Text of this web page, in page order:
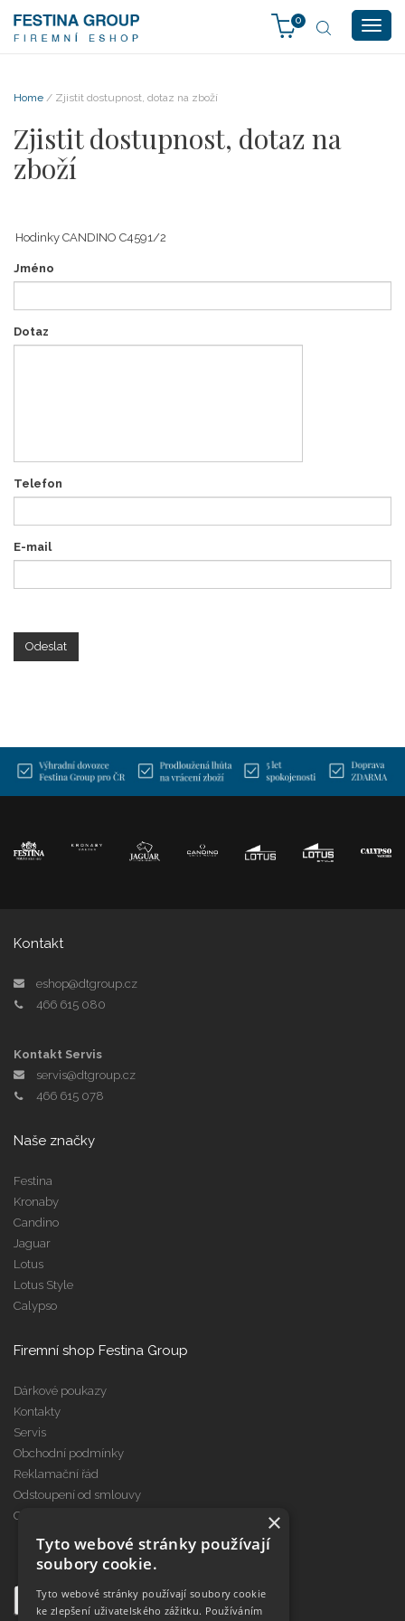
0
Home / Zjistit dostupnost, dotaz na zboží
Zjistit dostupnost, dotaz na
zboží
Jméno
Dotaz
Telefon
E-mail
Odeslat
Kontakt
eshop@dtgroup.cz
466 615 080
Kontakt Servis
servis@dtgroup.cz
466 615 078
Naše značky
Festina
Kronaby
Candino
Jaguar
Lotus
Lotus Style
Calypso
Firemní shop Festina Group
Dárkové poukazy
Kontakty
Servis
Obchodní podmínky
Reklamační řád
Odstoupení od smlouvy
Cookies
×
Tyto webové stránky používají
soubory cookie.
Tyto webové stránky používají soubory cookie
ke zlepšení uživatelského zážitku. Používáním